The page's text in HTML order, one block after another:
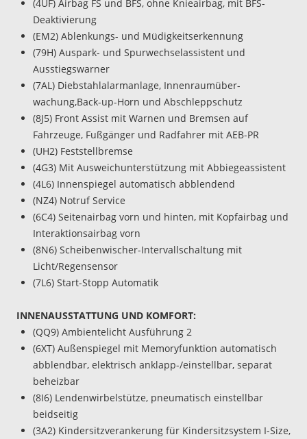
(4UF) Airbag FS und BFS, ohne Knieairbag, mit BFS-
Deaktivierung
(EM2) Ablenkungs- und Müdigkeitserkennung
(79H) Auspark- und Spurwechselassistent und
Ausstiegswarner
(7AL) Diebstahlalarmanlage, Innenraumüber-
wachung,Back-up-Horn und Abschleppschutz
(8J5) Front Assist mit Warnen und Bremsen auf
Fahrzeuge, Fußgänger und Radfahrer mit AEB-PR
(UH2) Feststellbremse
(4G3) Mit Ausweichunterstützung mit Abbiegeassistent
(4L6) Innenspiegel automatisch abblendend
(NZ4) Notruf Service
(6C4) Seitenairbag vorn und hinten, mit Kopfairbag und
Interaktionsairbag vorn
(8N6) Scheibenwischer-Intervallschaltung mit
Licht/Regensensor
(7L6) Start-Stopp Automatik
INNENAUSSTATTUNG UND KOMFORT:
(QQ9) Ambientelicht Ausführung 2
(6XT) Außenspiegel mit Memoryfunktion automatisch
abblendbar, elektrisch anklapp-/einstellbar, separat
beheizbar
(8I6) Lendenwirbelstütze, pneumatisch einstellbar
beidseitig
(3A2) Kindersitzverankerung für Kindersitzsystem I-Size,